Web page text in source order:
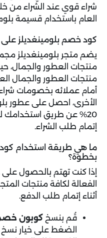
شراء قوي عند الشراء من
العام باستخدام قسيمة
كود خصم بلومينغديلز على
يضم متجر بلومينغديلز
منتجات العطور والجمال،
منتجات العطور والجمال
أمام عملائه بخصومات
الأخرى، احصل على عطور
20% عن طريق استخدامك
إتمام طلب الشراء.
ما هي طريقة استخدام
بخطوة؟
إذا كنت تهتم بالحصول
الفعالة لكافة منتجات
أثناء إتمام طلب الدفع.
قُم بنسخ كوبون خصم
الضغط على خيار